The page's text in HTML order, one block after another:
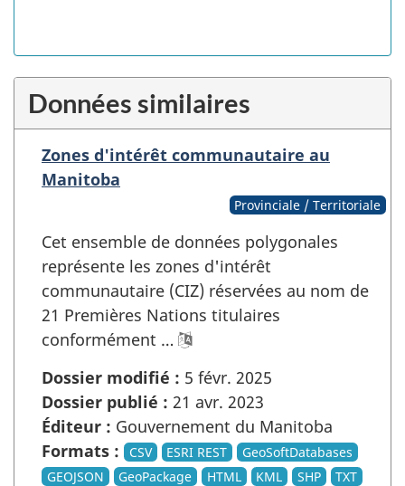
Données similaires
Zones d'intérêt communautaire au
Manitoba
Provinciale / Territoriale
Cet ensemble de données polygonales
représente les zones d'intérêt
communautaire (CIZ) réservées au nom de
21 Premières Nations titulaires
conformément …
Dossier modifié : 5 févr. 2025
Dossier publié : 21 avr. 2023
Éditeur : Gouvernement du Manitoba
Formats :
CSV ESRI REST
GeoSoftDatabases
GEOJSON
GeoPackage HTML KML SHP
TXT